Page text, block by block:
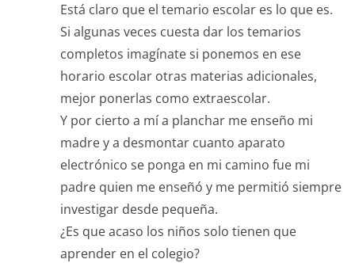
Está claro que el temario escolar es lo que es.
Si algunas veces cuesta dar los temarios
completos imagínate si ponemos en ese
horario escolar otras materias adicionales,
mejor ponerlas como extraescolar.
Y por cierto a mí a planchar me enseño mi
madre y a desmontar cuanto aparato
electrónico se ponga en mi camino fue mi
padre quien me enseñó y me permitió siempre
investigar desde pequeña.
¿Es que acaso los niños solo tienen que
aprender en el colegio?